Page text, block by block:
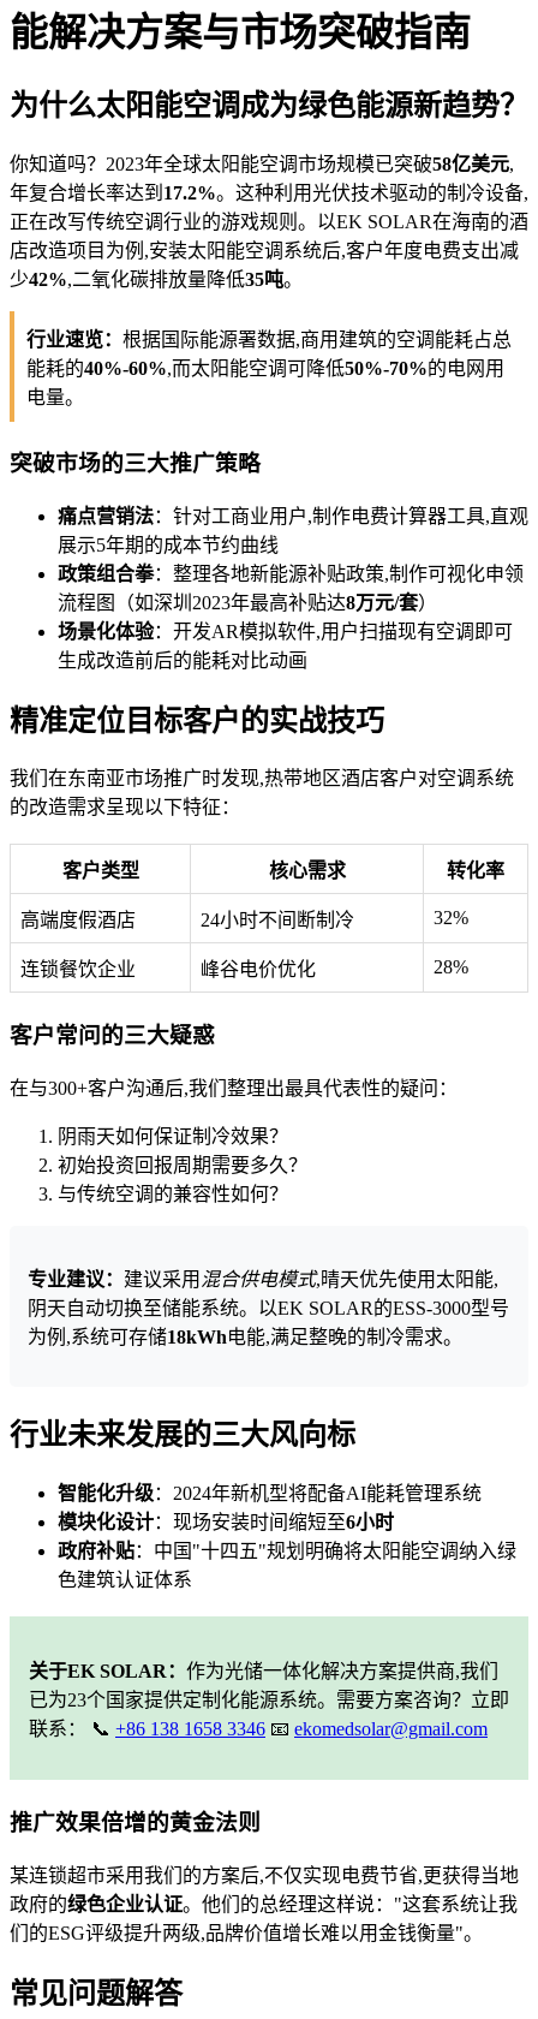
能解决方案与市场突破指南
为什么太阳能空调成为绿色能源新趋势？
你知道吗？2023年全球太阳能空调市场规模已突破58亿美元,
年复合增长率达到 17.2%。这种利用光伏技术驱动的制冷设备,
正在改写传统空调行业的游戏规则。以EK SOLAR在海南的酒
店改造项目为例,安装太阳能空调系统后,客户年度电费支出减
少42%,二氧化碳排放量降低35吨。
行业速览： 根据国际能源署数据,商用建筑的空调能耗占总
能耗的40%-60%,而太阳能空调可降低50%-70%的电网用
电量。
突破市场的三大推广策略
痛点营销法：针对工商业用户,制作电费计算器工具,直观
展示5年期的成本节约曲线
政策组合拳：整理各地新能源补贴政策,制作可视化申领
流程图（如深圳2023年最高补贴达8万元/套）
场景化体验：开发AR模拟软件,用户扫描现有空调即可
生成改造前后的能耗对比动画
精准定位目标客户的实战技巧
我们在东南亚市场推广时发现,热带地区酒店客户对空调系统
的改造需求呈现以下特征：
客户类型 核心需求 转化率
高端度假酒店 24小时不间断制冷 32%
连锁餐饮企业 峰谷电价优化 28%
客户常问的三大疑惑
在与300+客户沟通后,我们整理出最具代表性的疑问：
阴雨天如何保证制冷效果？
初始投资回报周期需要多久？
与传统空调的兼容性如何？
专业建议： 建议采用 混合供电模式,晴天优先使用太阳能,
阴天自动切换至储能系统。以EK SOLAR的ESS-3000型号
为例,系统可存储18kWh电能,满足整晚的制冷需求。
行业未来发展的三大风向标
智能化升级：2024年新机型将配备AI能耗管理系统
模块化设计：现场安装时间缩短至6小时
政府补贴：中国"十四五"规划明确将太阳能空调纳入绿
色建筑认证体系
关于EK SOLAR： 作为光储一体化解决方案提供商,我们
已为23个国家提供定制化能源系统。需要方案咨询？立即
联系： 📞 +86 138 1658 3346 📧 ekomedsolar@gmail.com
推广效果倍增的黄金法则
某连锁超市采用我们的方案后,不仅实现电费节省,更获得当地
政府的绿色企业认证。他们的总经理这样说：
这套系统让我
们的ESG评级提升两级,品牌价值增长难以用金钱衡量 。
常见问题解答